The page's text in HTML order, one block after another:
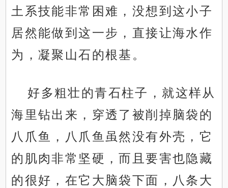
土系技能非常困难，没想到这小子
居然能做到这一步，直接让海水作
为，凝聚山石的根基。
好多粗壮的青石柱子，就这样从
海里钻出来，穿透了被削掉脑袋的
八爪鱼，八爪鱼虽然没有外壳，它
的肌肉非常坚硬，而且要害也隐藏
的很好，在它大脑袋下面，八条大